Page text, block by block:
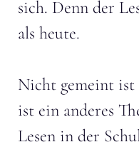
sich. Denn der
als heute.
Nicht gemeint ist
ist ein anderes
Lesen in der